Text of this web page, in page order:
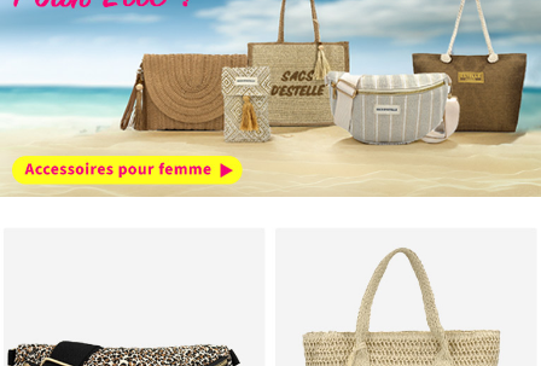
médias sociaux et d'analyser notre trafic. Nous
partageons également des informations sur l'utilisation de
notre site avec nos partenaires de médias sociaux, de
publicité et d'analyse, qui peuvent combiner celles-ci
avec d'autres informations que vous leur avez fournies
ou qu'ils ont collectées lors de votre utilisation de leurs
services.